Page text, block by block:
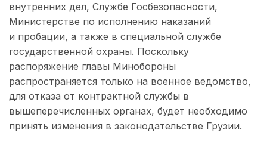
внутренних дел, Службе Госбезопасности,
Министерстве по исполнению наказаний
и пробации, а также в специальной службе
государственной охраны. Поскольку
распоряжение главы Минобороны
распространяется только на военное ведомство,
для отказа от контрактной службы в
вышеперечисленных органах, будет необходимо
принять изменения в законодательстве Грузии.